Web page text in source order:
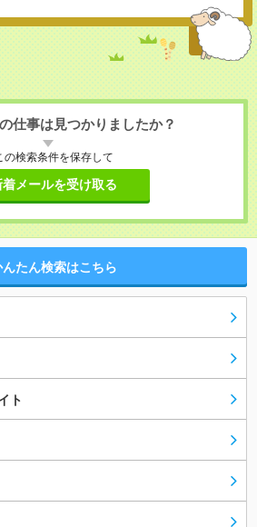
仕事は見つかりましたか？
の検索条件を保存して
着メールを受け取る
んたん検索はこちら
ト